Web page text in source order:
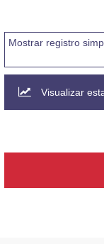
Mostrar registro
Visualizar